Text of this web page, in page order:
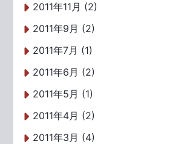
2011年11月 (2)
2011年9月 (2)
2011年7月 (1)
2011年6月 (2)
2011年5月 (1)
2011年4月 (2)
2011年3月 (4)